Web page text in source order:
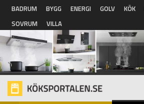
Hoppa till huvudinnehåll
BADRUM BYGG ENERGI GOLV KÖK
SOVRUM
VILLA